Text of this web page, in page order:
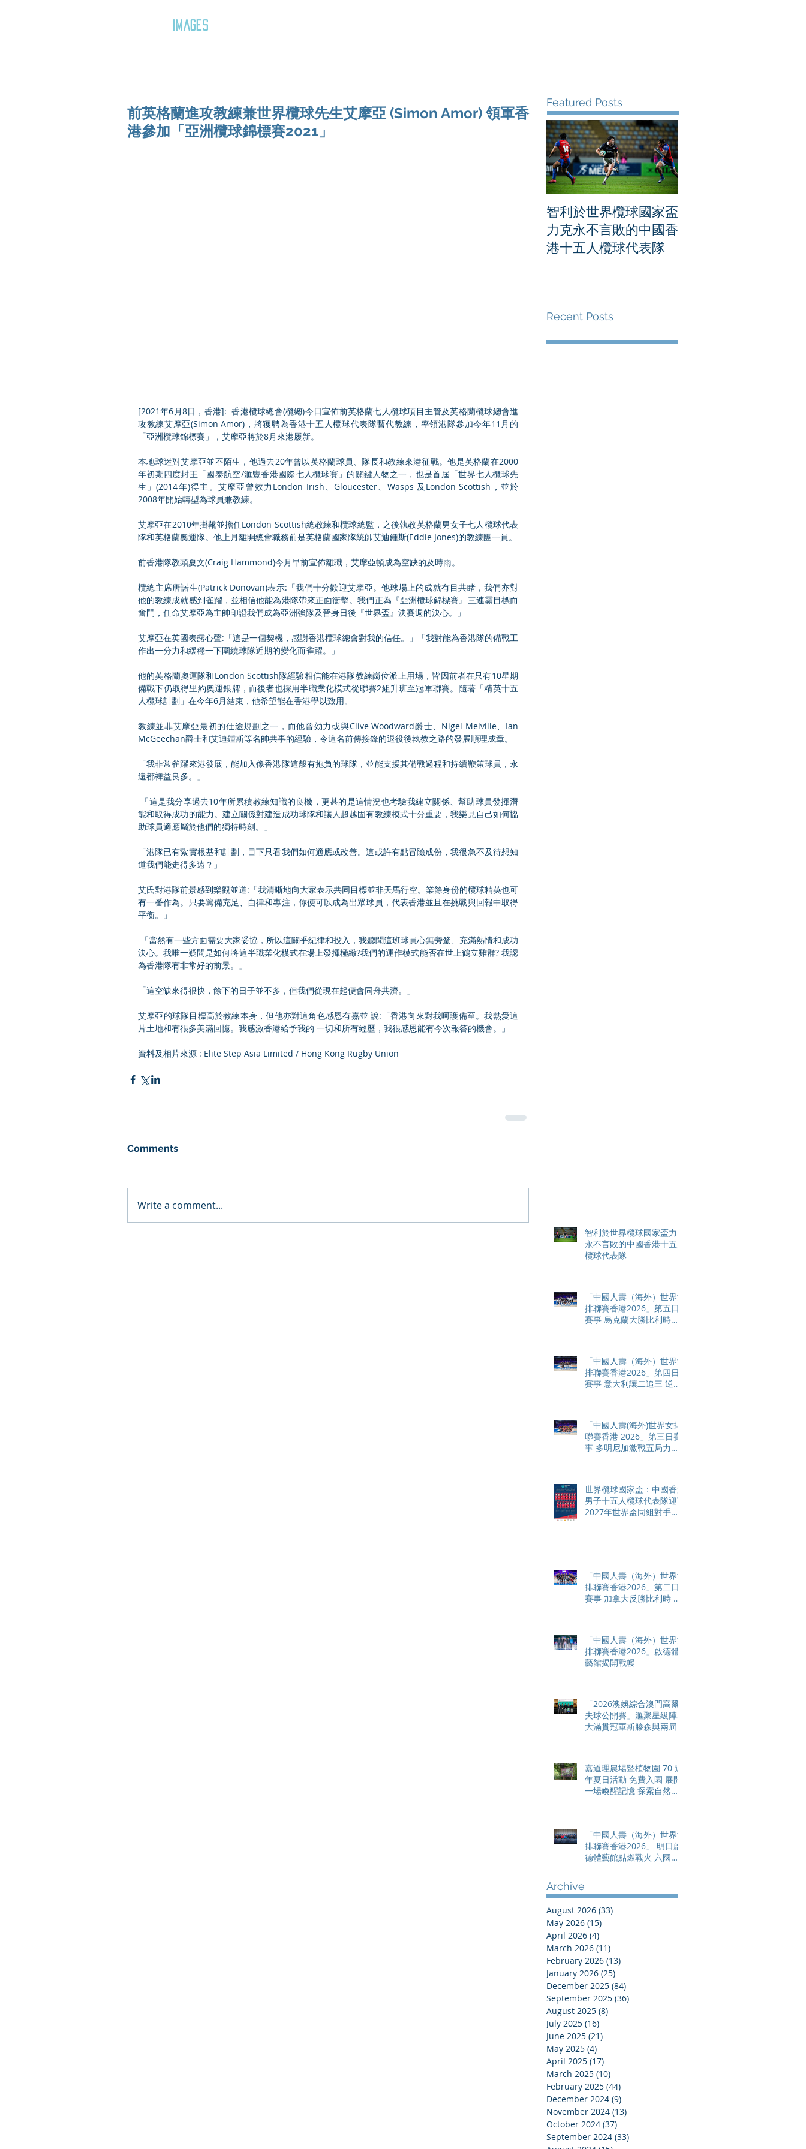
IMAGES
前英格蘭進攻教練兼世界欖球先生艾摩亞 (Simon Amor) 領軍香
港參加「亞洲欖球錦標賽2021」
[2021年6月8日，香港]:  香港欖球總會(欖總)今日宣佈前英格蘭七人欖球項目主管及英格蘭欖球總會進
攻教練艾摩亞(Simon Amor)，將獲聘為香港十五人欖球代表隊暫代教練，率領港隊參加今年11月的
「亞洲欖球錦標賽」，艾摩亞將於8月來港履新。
本地球迷對艾摩亞並不陌生，他過去20年曾以英格蘭球員、隊長和教練來港征戰。他是英格蘭在2000
年初期四度封王「國泰航空/滙豐香港國際七人欖球賽」的關鍵人物之一，也是首屆「世界七人欖球先
生」(2014年)得主。艾摩亞曾效力London Irish、Gloucester、Wasps 及London Scottish，並於
2008年開始轉型為球員兼教練。
艾摩亞在2010年掛靴並擔任London Scottish總教練和欖球總監，之後執教英格蘭男女子七人欖球代表
隊和英格蘭奧運隊。他上月離開總會職務前是英格蘭國家隊統帥艾迪鍾斯(Eddie Jones)的教練團一員。
前香港隊教頭夏文(Craig Hammond)今月早前宣佈離職，艾摩亞頓成為空缺的及時雨。
欖總主席唐諾生(Patrick Donovan)表示:「我們十分歡迎艾摩亞。他球場上的成就有目共睹，我們亦對
他的教練成就感到雀躍，並相信他能為港隊帶來正面衝擊。我們正為『亞洲欖球錦標賽』三連霸目標而
奮鬥，任命艾摩亞為主帥印證我們成為亞洲強隊及晉身日後『世界盃』決賽週的決心。」
艾摩亞在英國表露心聲:「這是一個契機，感謝香港欖球總會對我的信任。」「我對能為香港隊的備戰工
作出一分力和緩穩一下圍繞球隊近期的變化而雀躍。」
他的英格蘭奧運隊和London Scottish隊經驗相信能在港隊教練崗位派上用場，皆因前者在只有10星期
備戰下仍取得里約奧運銀牌，而後者也採用半職業化模式從聯賽2組升班至冠軍聯賽。隨著「精英十五
人欖球計劃」在今年6月結束，他希望能在香港學以致用。
教練並非艾摩亞最初的仕途規劃之一，而他曾効力或與Clive Woodward爵士、Nigel Melville、Ian
McGeechan爵士和艾迪鍾斯等名帥共事的經驗，令這名前傳接鋒的退役後執教之路的發展順理成章。
「我非常雀躍來港發展，能加入像香港隊這般有抱負的球隊，並能支援其備戰過程和持續鞭策球員，永
遠都裨益良多。」
能和取得成功的能力。建立關係對建造成功球隊和讓人超越固有教練模式十分重要，我樂見自己如何協
助球員適應屬於他們的獨特時刻。」
「港隊已有紥實根基和計劃，目下只看我們如何適應或改善。這或許有點冒險成份，我很急不及待想知
道我們能走得多遠？」
艾氏對港隊前景感到樂觀並道:「我清晰地向大家表示共同目標並非天馬行空。業餘身份的欖球精英也可
有一番作為。只要籌備充足、自律和專注，你便可以成為出眾球員，代表香港並且在挑戰與回報中取得
平衡。」
決心。我唯一疑問是如何將這半職業化模式在場上發揮極緻?我們的運作模式能否在世上鶴立雞群? 我認
為香港隊有非常好的前景。」
「這空缺來得很快，餘下的日子並不多，但我們從現在起便會同舟共濟。」
艾摩亞的球隊目標高於教練本身，但他亦對這角色感恩有嘉並 說:「香港向來對我呵護備至。我熱愛這
片土地和有很多美滿回憶。我感激香港給予我的 一切和所有經歷，我很感恩能有今次報答的機會。」
資料及相片來源 : Elite Step Asia Limited / Hong Kong Rugby Union
Comments
Write a comment...
Featured Posts
智利於世界欖球國家盃
力克永不言敗的中國香
港十五人欖球代表隊
Recent Posts
智利於世界欖球國家盃力克
永不言敗的中國香港十五人
欖球代表隊
「中國人壽（海外）世界女
排聯賽香港2026」第五日
賽事 烏克蘭大勝比利時成
「中國人壽（海外）世界女
排聯賽香港2026」第四日
賽事 意大利讓二追三 逆轉
「中國人壽(海外)世界女排
聯賽香港 2026」第三日賽
事 多明尼加激戰五局力克
世界欖球國家盃：中國香港
男子十五人欖球代表隊迎戰
2027年世界盃同組對手智
「中國人壽（海外）世界女
排聯賽香港2026」第二日
賽事 加拿大反勝比利時 中
「中國人壽（海外）世界女
排聯賽香港2026」啟德體
藝館揭開戰幔
「2026澳娛綜合澳門高爾
夫球公開賽」滙聚星級陣容
大滿貫冠軍斯滕森與兩屆美
嘉道理農場暨植物園 70 週
年夏日活動 免費入園 展開
一場喚醒記憶 探索自然與
「中國人壽（海外）世界女
排聯賽香港2026」 明日啟
德體藝館點燃戰火 六國勁
Archive
August 2026 (33)
May 2026 (15)
April 2026 (4)
March 2026 (11)
February 2026 (13)
January 2026 (25)
December 2025 (84)
September 2025 (36)
August 2025 (8)
July 2025 (16)
June 2025 (21)
May 2025 (4)
April 2025 (17)
March 2025 (10)
February 2025 (44)
December 2024 (9)
November 2024 (13)
October 2024 (37)
September 2024 (33)